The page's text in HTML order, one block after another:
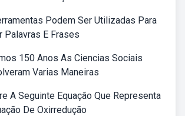
Podem Ser Utilizadas Para
Palavras E Frases
150 Anos As Ciencias Sociais
Varias Maneiras
A Seguinte Equação Que Representa
De Oxirredução